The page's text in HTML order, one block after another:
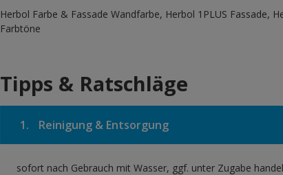
Herbol Farbe & Fassade Wandfarbe, Herbol 1PLUS Fassade,
Farbtöne
Tipps & Ratschläge
1. Reinigung & Entsorgung
sofort nach Gebrauch mit Wasser, ggf. unter Zugabe